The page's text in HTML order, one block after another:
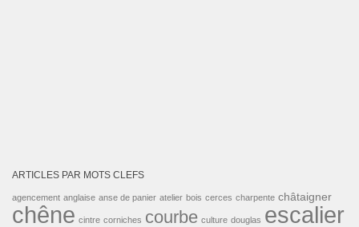
ARTICLES PAR MOTS CLEFS
agencement anglaise anse de panier atelier bois cerces charpente châtaigner
chêne cintre corniches courbe culture douglas escalier